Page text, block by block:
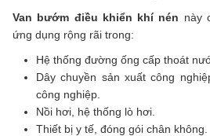
Van bướm điều khiển khí nén này
ứng dụng rộng rãi trong:
Hệ thống đường ống cấp thoát
Dây chuyền sản xuất công
công nghiệp.
Nồi hơi, hệ thống lò hơi.
Thiết bị y tế, đóng gói chân không.